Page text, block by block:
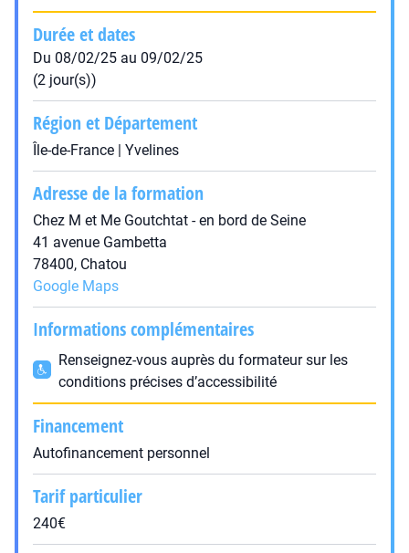
Durée et dates
Du 08/02/25 au 09/02/25
(2 jour(s))
Région et Département
Île-de-France | Yvelines
Adresse de la formation
Chez M et Me Goutchtat - en bord de Seine
41 avenue Gambetta
78400, Chatou
Google Maps
Informations complémentaires
Renseignez-vous auprès du formateur sur les
conditions précises d’accessibilité
Financement
Autofinancement personnel
Tarif particulier
240€